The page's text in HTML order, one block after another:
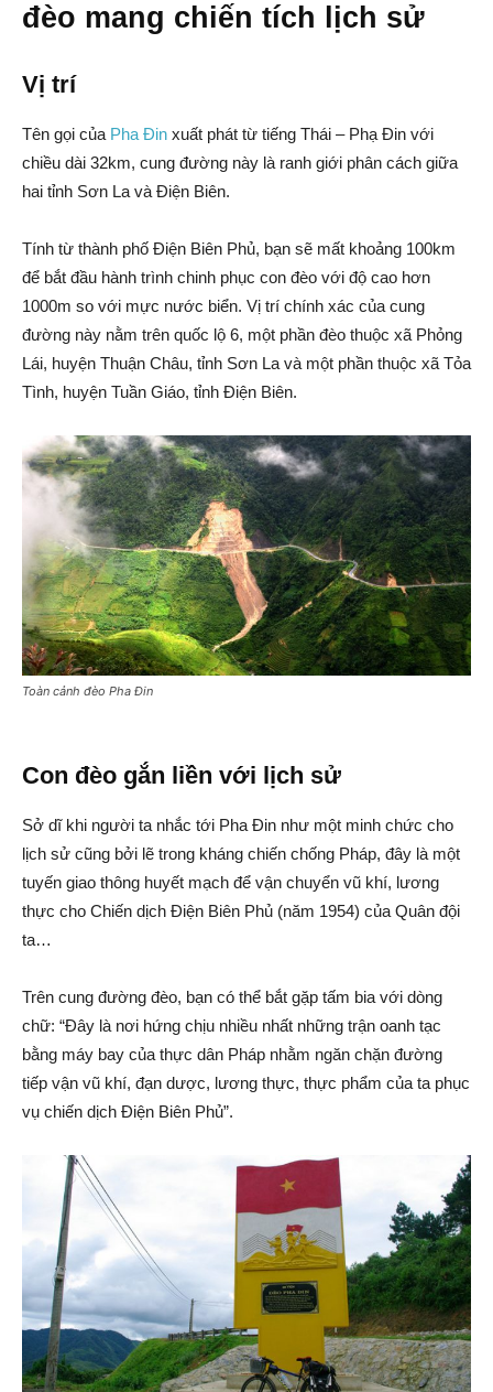
đèo mang chiến tích lịch sử
Vị trí
Tên gọi của Pha Đin xuất phát từ tiếng Thái – Phạ Đin với
chiều dài 32km, cung đường này là ranh giới phân cách giữa
hai tỉnh Sơn La và Điện Biên.
Tính từ thành phố Điện Biên Phủ, bạn sẽ mất khoảng 100km
để bắt đầu hành trình chinh phục con đèo với độ cao hơn
1000m so với mực nước biển. Vị trí chính xác của cung
đường này nằm trên quốc lộ 6, một phần đèo thuộc xã Phỏng
Lái, huyện Thuận Châu, tỉnh Sơn La và một phần thuộc xã Tỏa
Tình, huyện Tuần Giáo, tỉnh Điện Biên.
Toàn cảnh đèo Pha Đin
Con đèo gắn liền với lịch sử
Sở dĩ khi người ta nhắc tới Pha Đin như một minh chức cho
lịch sử cũng bởi lẽ trong kháng chiến chống Pháp, đây là một
tuyến giao thông huyết mạch để vận chuyển vũ khí, lương
thực cho Chiến dịch Điện Biên Phủ (năm 1954) của Quân đội
ta…
Trên cung đường đèo, bạn có thể bắt gặp tấm bia với dòng
chữ: “Đây là nơi hứng chịu nhiều nhất những trận oanh tạc
bằng máy bay của thực dân Pháp nhằm ngăn chặn đường
tiếp vận vũ khí, đạn dược, lương thực, thực phẩm của ta phục
vụ chiến dịch Điện Biên Phủ”.